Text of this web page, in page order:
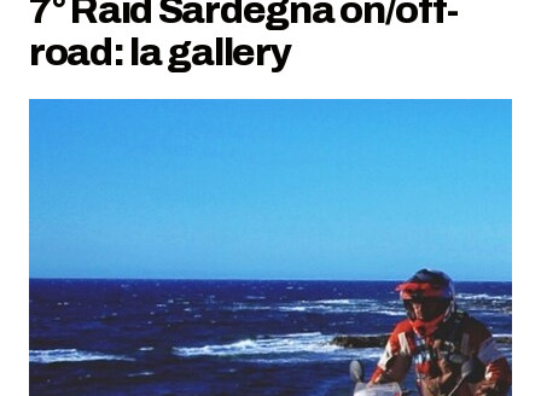
7° Raid Sardegna on/off-
road: la gallery